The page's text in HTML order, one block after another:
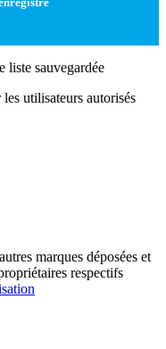
liste sauvegardée
utilisateurs autorisés
marques déposées et
respectifs